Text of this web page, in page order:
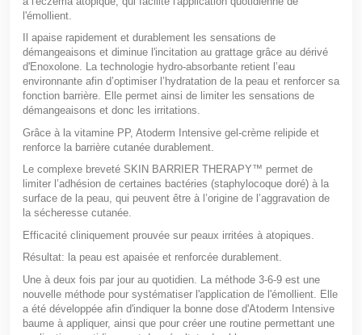
l'émollient.
Il apaise rapidement et durablement les sensations de
démangeaisons et diminue l'incitation au grattage grâce au dérivé
d'Enoxolone. La technologie hydro-absorbante retient l’eau
environnante afin d’optimiser l’hydratation de la peau et renforcer sa
fonction barrière. Elle permet ainsi de limiter les sensations de
démangeaisons et donc les irritations.
Grâce à la vitamine PP, Atoderm Intensive gel-crème relipide et
renforce la barrière cutanée durablement.
Le complexe breveté SKIN BARRIER THERAPY™ permet de
limiter l’adhésion de certaines bactéries (staphylocoque doré) à la
surface de la peau, qui peuvent être à l’origine de l’aggravation de
la sécheresse cutanée.
Efficacité cliniquement prouvée sur peaux irritées à atopiques.
Résultat: la peau est apaisée et renforcée durablement.
Une à deux fois par jour au quotidien. La méthode 3-6-9 est une
nouvelle méthode pour systématiser l'application de l'émollient. Elle
a été développée afin d'indiquer la bonne dose d'Atoderm Intensive
baume à appliquer, ainsi que pour créer une routine permettant une